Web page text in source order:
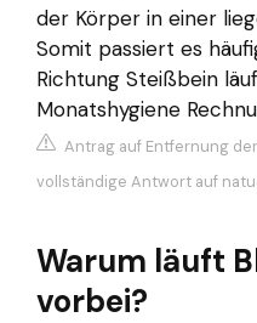
der Körper in einer
Somit passiert es
Richtung Steißbein
Monatshygiene
Antrag auf Entfernung
vollständige Antwort auf
Warum läuft
vorbei?